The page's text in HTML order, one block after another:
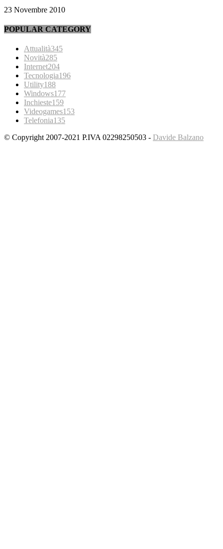
23 Novembre 2010
POPULAR CATEGORY
Attualità345
Novità285
Internet204
Tecnologia196
Utility188
Windows177
Inchieste159
Videogames153
Telefonia135
© Copyright 2007-2021 P.IVA 02298250503 - Davide Balzano